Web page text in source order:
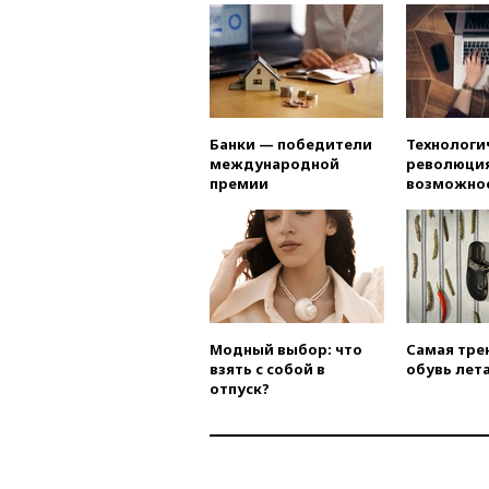
Банки — победители
международной
премии
Модный выбор: что
взять с собой в
отпуск?
Самая
обувь